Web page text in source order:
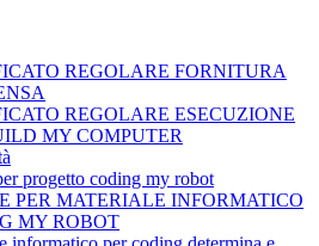
REGOLARE FORNITURA
REGOLARE ESECUZIONE
MY COMPUTER
progetto coding my robot
PER MATERIALE INFORMATICO
MY ROBOT